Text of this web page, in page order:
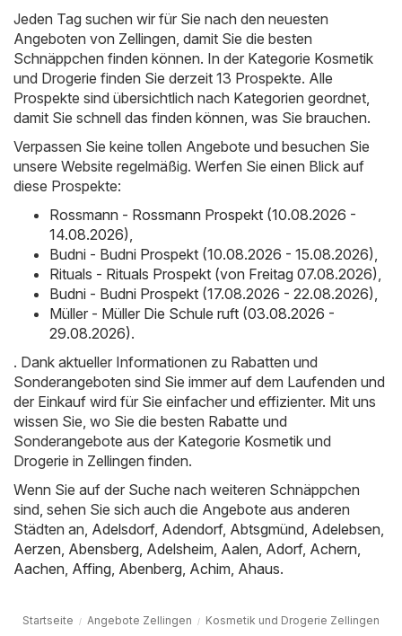
Jeden Tag suchen wir für Sie nach den neuesten
Angeboten von Zellingen, damit Sie die besten
Schnäppchen finden können. In der Kategorie Kosmetik
und Drogerie finden Sie derzeit 13 Prospekte. Alle
Prospekte sind übersichtlich nach Kategorien geordnet,
damit Sie schnell das finden können, was Sie brauchen.
Verpassen Sie keine tollen Angebote und besuchen Sie
unsere Website regelmäßig. Werfen Sie einen Blick auf
diese Prospekte:
Rossmann - Rossmann Prospekt (10.08.2026 -
14.08.2026)
Budni - Budni Prospekt (10.08.2026 - 15.08.2026)
Rituals - Rituals Prospekt (von Freitag 07.08.2026)
Budni - Budni Prospekt (17.08.2026 - 22.08.2026)
Müller - Müller Die Schule ruft (03.08.2026 -
29.08.2026).
. Dank aktueller Informationen zu Rabatten und
Sonderangeboten sind Sie immer auf dem Laufenden und
der Einkauf wird für Sie einfacher und effizienter. Mit uns
wissen Sie, wo Sie die besten Rabatte und
Sonderangebote aus der Kategorie Kosmetik und
Drogerie in Zellingen finden.
Wenn Sie auf der Suche nach weiteren Schnäppchen
sind, sehen Sie sich auch die Angebote aus anderen
Städten an, Adelsdorf, Adendorf, Abtsgmünd Adelebsen
Aerzen Abensberg Adelsheim Aalen Adorf, Achern
Aachen Affing Abenberg Achim Ahaus.
Startseite Angebote Zellingen Kosmetik und Drogerie Zellingen